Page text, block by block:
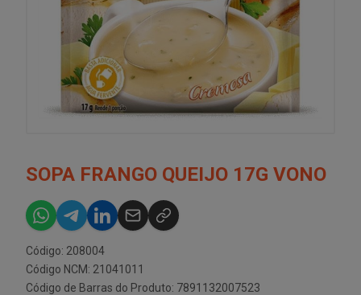
SOPA FRANGO QUEIJO 17G VONO
Código: 208004
Código NCM: 21041011
Código de Barras do Produto: 7891132007523